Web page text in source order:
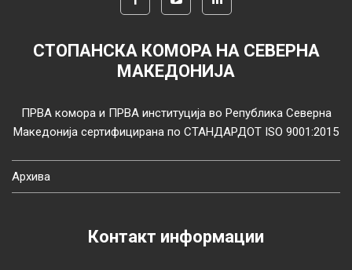
СТОПАНСКА КОМОРА НА СЕВЕРНА
МАКЕДОНИЈА
ПРВА комора и ПРВА институција во Република Северна
Македонија сертифицирана по СТАНДАРДОТ ISO 9001:2015
Архива
Контакт информации